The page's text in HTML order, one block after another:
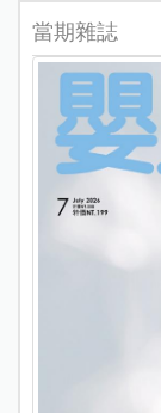
當期雜誌